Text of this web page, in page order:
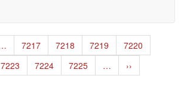
Page
7217 Page
7218 Page
7219 Page
7220
Page
7223 Page
7224 Page
7225 …
Pagina
successiva
››